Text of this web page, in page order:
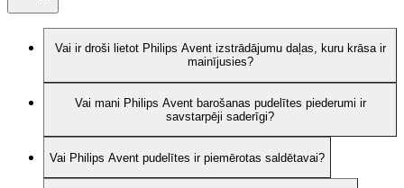
Vai ir droši lietot Philips Avent izstrādājumu daļas, kuru krāsa ir
mainījusies?
Vai mani Philips Avent barošanas pudelītes piederumi ir
savstarpēji saderīgi?
Vai Philips Avent pudelītes ir piemērotas saldētavai?